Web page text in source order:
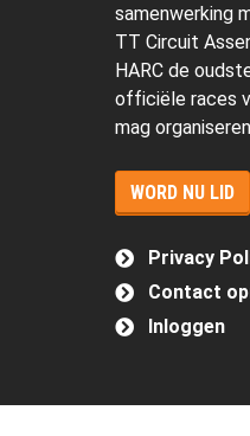
samenwerking
TT Circuit
HARC de
officiële races
mag
WORD NU LID
Privacy
Contact
Inloggen